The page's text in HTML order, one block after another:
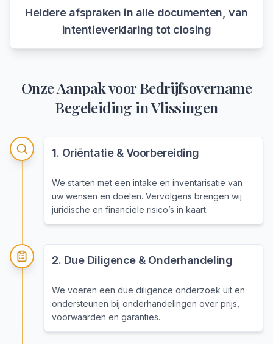
Heldere afspraken in alle documenten, van
intentieverklaring tot closing
Onze Aanpak voorBedrijfsovername
Begeleiding inVlissingen
1. Oriëntatie & Voorbereiding
We starten met een intake en inventarisatie van
uw wensen en doelen. Vervolgens brengen wij
juridische en financiële risico’s in kaart.
2. Due Diligence & Onderhandeling
We voeren een due diligence onderzoek uit en
ondersteunen bij onderhandelingen over prijs,
voorwaarden en garanties.